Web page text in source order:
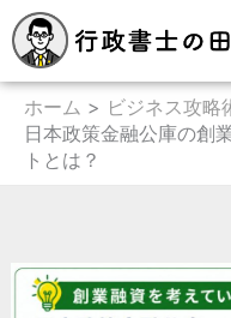
容
を
ホーム
ビジネス攻略
日本政策金融公庫の創
トとは？